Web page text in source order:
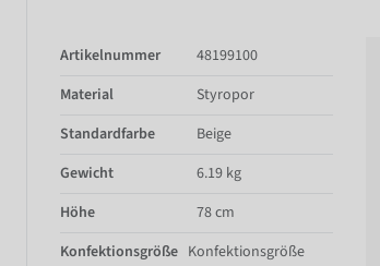
Artikelnummer
48199100
Material
Styropor
Standardfarbe
Beige
Gewicht
6.19 kg
Höhe
78 cm
Konfektionsgröße Konfektionsgröße